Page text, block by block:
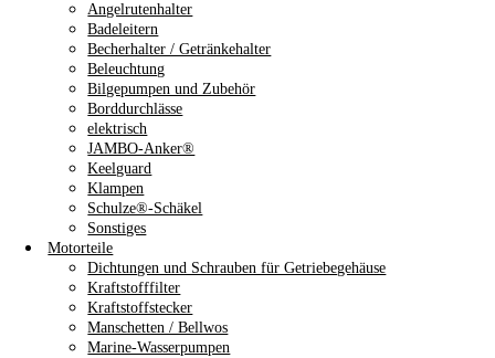
Angelrutenhalter
Badeleitern
Becherhalter / Getränkehalter
Beleuchtung
Bilgepumpen und Zubehör
Borddurchlässe
elektrisch
JAMBO-Anker®
Keelguard
Klampen
Schulze®-Schäkel
Sonstiges
Motorteile
Dichtungen und Schrauben für Getriebegehäuse
Kraftstofffilter
Kraftstoffstecker
Manschetten / Bellwos
Marine-Wasserpumpen